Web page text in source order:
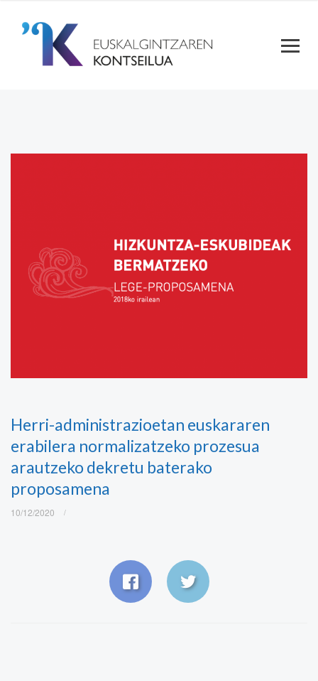
Herri-administrazioetan euskararen
erabilera normalizatzeko prozesua
arautzeko dekretu baterako
proposamena
10/12/2020